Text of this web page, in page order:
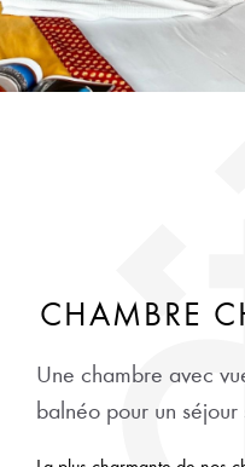
CHAMBRE
Une chambre avec
balnéo pour un